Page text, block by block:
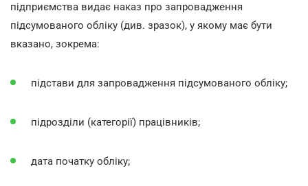
підприємства видає наказ про запровадження
підсумованого обліку (див. зразок), у якому має бути
вказано, зокрема:
підстави для запровадження підсумованого обліку;
підрозділи (категорії) працівників;
дата початку обліку;